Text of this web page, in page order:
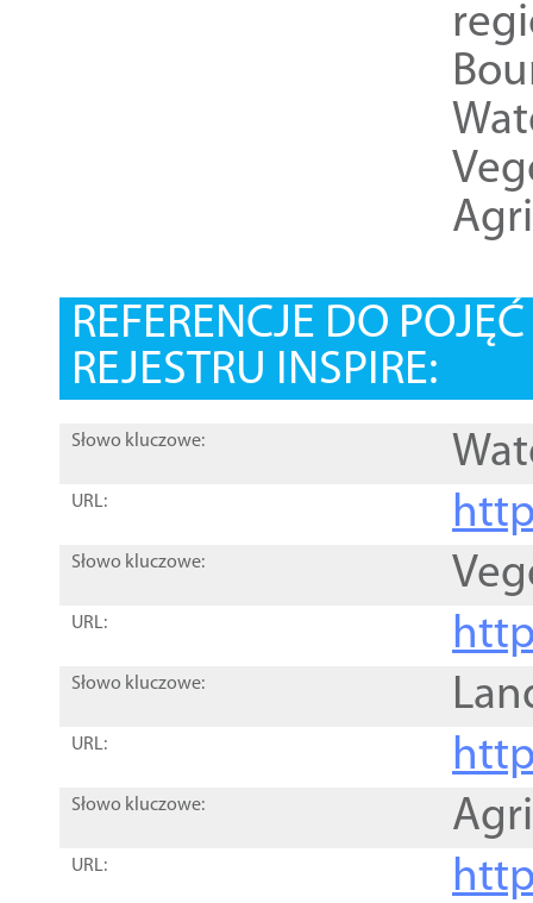
REFERENCJE DO
REJESTRU INSPIRE:
Słowo kluczowe:
URL:
Słowo kluczowe:
URL:
Słowo kluczowe:
URL:
Słowo kluczowe:
URL: